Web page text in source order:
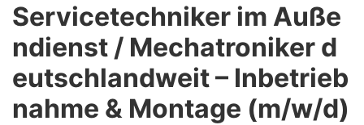
Servicetechniker im Auße
ndienst / Mechatroniker d
eutschlandweit – Inbetrieb
nahme & Montage (m/w/d)